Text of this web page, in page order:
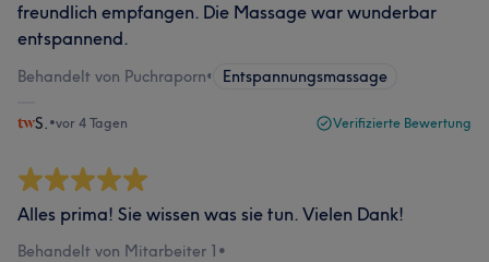
freundlich empfangen. Die Massage war wunderbar
entspannend.
Behandelt von Puchraporn• Entspannungsmassage
S. •vor 4 Tagen Verifizierte Bewertung
Alles prima! Sie wissen was sie tun. Vielen Dank!
Behandelt von Mitarbeiter 1 •